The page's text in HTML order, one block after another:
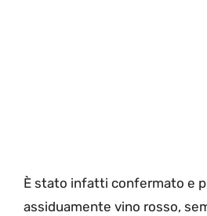
È stato infatti confermato e
assiduamente vino rosso,